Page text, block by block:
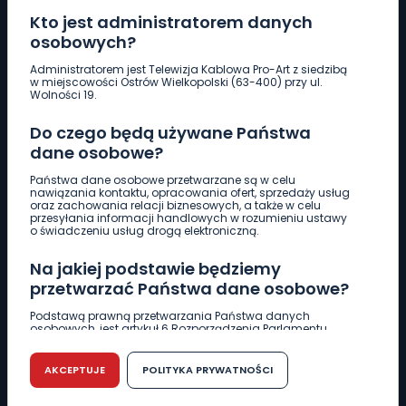
Kto jest administratorem danych
osobowych?
Administratorem jest Telewizja Kablowa Pro-Art z siedzibą
w miejscowości Ostrów Wielkopolski (63-400) przy ul.
Wolności 19.
Do czego będą używane Państwa
dane osobowe?
Państwa dane osobowe przetwarzane są w celu
nawiązania kontaktu, opracowania ofert, sprzedaży usług
oraz zachowania relacji biznesowych, a także w celu
przesyłania informacji handlowych w rozumieniu ustawy
o świadczeniu usług drogą elektroniczną.
Na jakiej podstawie będziemy
przetwarzać Państwa dane osobowe?
Podstawą prawną przetwarzania Państwa danych
osobowych, jest artykuł 6 Rozporządzenia Parlamentu
r. w sprawie ochrony osób fizycznych w związku z
przetwarzaniem danych osobowych w sprawie
swobodnego przepływu takich danych oraz uchylenia
dyrektywy 95/46/WE (RODO).
AKCEPTUJE POLITYKA PRYWATNOŚCI
Pobierz logotyp
661 997 997
REDAKCJA
62 735 22 22redakcja@wlkp24.info
DZIAŁ REKLAMY
62 735 01 85 reklama@wlkp24.info
WIADOMOŚCI
CIEKAWOSTKI